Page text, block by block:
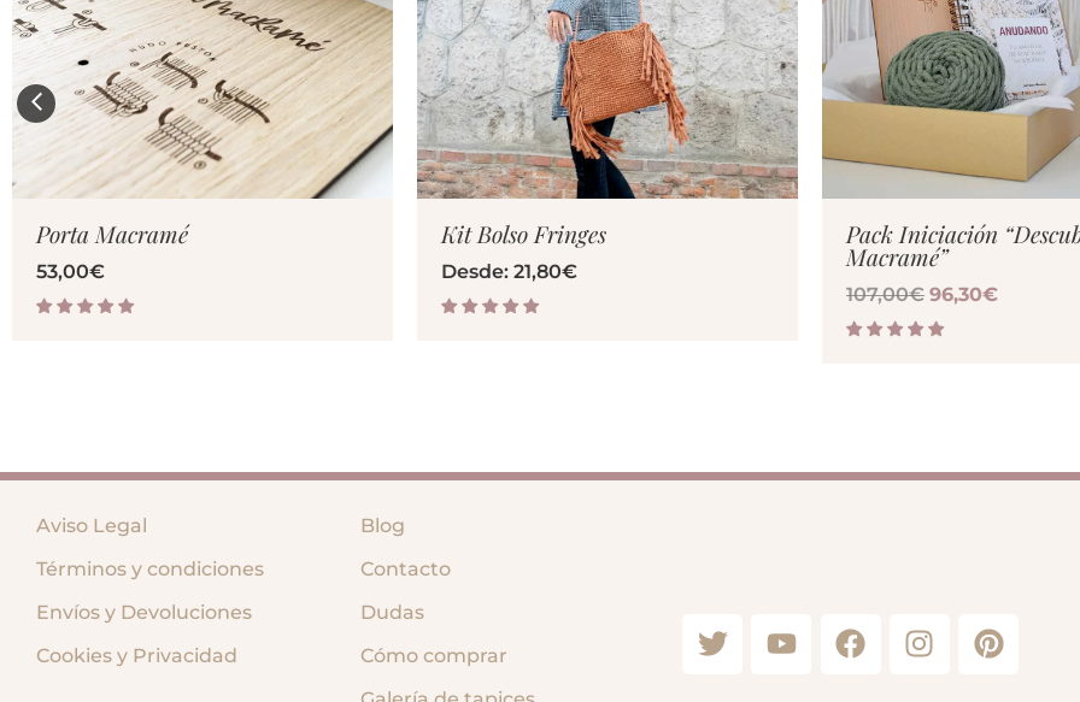
VER PRODUCTO
Porta Macramé
53,00€
VER PRODUCTO
Kit Bolso Fringes
Desde: 21,80€
VER
Pack Iniciación
Macramé”
107,00€ 96,30€
Aviso Legal
Términos y condiciones
Envíos y Devoluciones
Cookies y Privacidad
Blog
Contacto
Dudas
Cómo comprar